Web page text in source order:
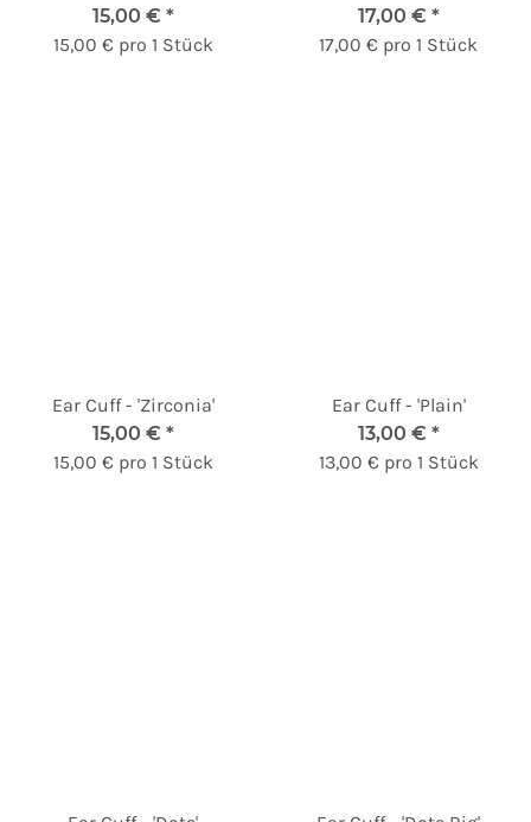
15,00 € *
15,00 € pro 1 Stück
17,00 € *
17,00 € pro 1 Stück
Ear Cuff - 'Zirconia'
15,00 € *
15,00 € pro 1 Stück
Ear Cuff - 'Plain'
13,00 € *
13,00 € pro 1 Stück